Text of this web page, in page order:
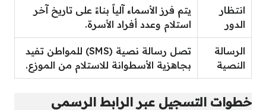
انتظار
الدور
يتم فرز الأسماء آلياً بناءً على تاريخ آخر
استلام وعدد أفراد الأسرة.
الرسالة
النصية
تصل رسالة نصية (SMS) للمواطن تفيد
بجاهزية الأسطوانة للاستلام من الموزع.
خطوات التسجيل عبر الرابط الرسمي